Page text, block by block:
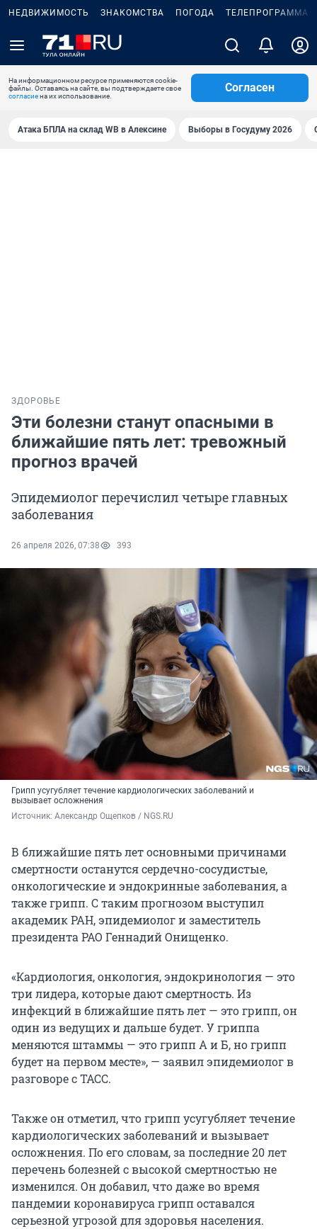
НЕДВИЖИМОСТЬ ЗНАКОМСТВА ПОГОДА ТЕЛЕПРОГРАММА
На информационном ресурсе применяются cookie-
файлы. Оставаясь на сайте, вы подтверждаете свое
согласиена их использование.
Согласен
Атака БПЛА на склад WB в Алексине Выборы в Госудуму 2026
ЗДОРОВЬЕ
Эти болезни станут опасными в
ближайшие пять лет: тревожный
прогноз врачей
Эпидемиолог перечислил четыре главных
заболевания
26 апреля 2026, 07:38 393
Грипп усугубляет течение кардиологических заболеваний и
вызывает осложнения
Источник: Александр Ощепков / NGS.RU
В ближайшие пять лет основными причинами
смертности останутся сердечно-сосудистые,
онкологические и эндокринные заболевания, а
также грипп. С таким прогнозом выступил
академик РАН, эпидемиолог и заместитель
президента РАО Геннадий Онищенко.
«Кардиология, онкология, эндокринология — это
три лидера, которые дают смертность. Из
инфекций в ближайшие пять лет — это грипп, он
один из ведущих и дальше будет. У гриппа
меняются штаммы — это грипп А и Б, но грипп
будет на первом месте», — заявил эпидемиолог в
разговоре с ТАСС.
Также он отметил, что грипп усугубляет течение
кардиологических заболеваний и вызывает
осложнения. По его словам, за последние 20 лет
перечень болезней с высокой смертностью не
изменился. Он добавил, что даже во время
пандемии коронавируса грипп оставался
серьезной угрозой для здоровья населения.